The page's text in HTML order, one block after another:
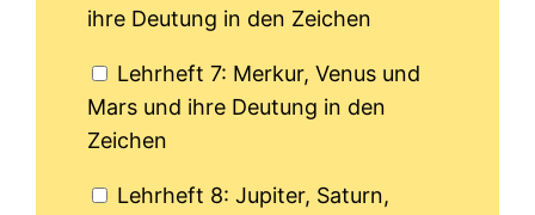
ihre Deutung in den Zeichen
Lehrheft 7: Merkur, Venus und
Mars und ihre Deutung in den
Zeichen
Lehrheft 8: Jupiter, Saturn,